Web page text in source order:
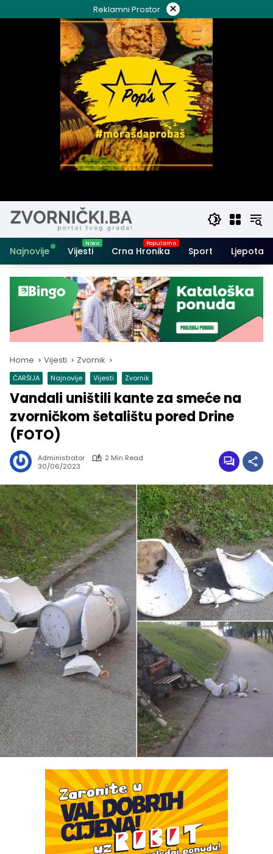
to
Reklamni Prostor ×
Najnovije Vijesti Crna Hronika Sport Ljepota i
Home Vijesti Zvornik
ČARŠIJA Najnovije Vijesti Zvornik
Vandali uništili kante za smeće na
zvorničkom šetalištu pored Drine
(FOTO)
Administrator
2 Min Read
30/06/2023